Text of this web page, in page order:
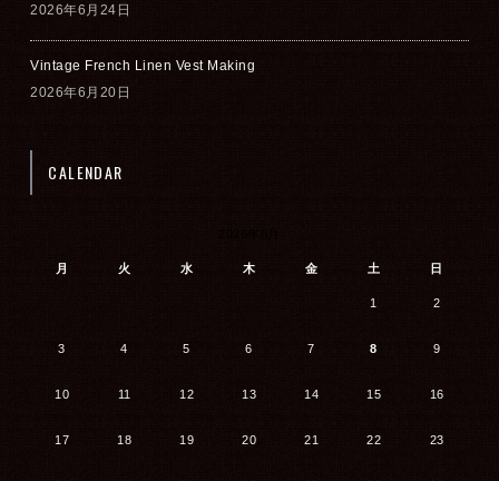
2026年6月24日
Vintage French Linen Vest Making
2026年6月20日
CALENDAR
月 火 水 木 金 土 日
1 2
3 4 5 6 7 8 9
10 11 12 13 14 15 16
17 18 19 20 21 22 23